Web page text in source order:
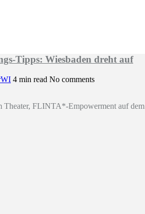
Tipps: Wiesbaden dreht auf
4 min read No comments
Theater, FLINTA*-Empowerment auf